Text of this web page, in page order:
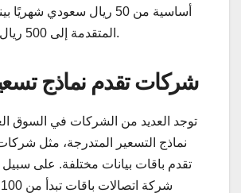
أساسية من 50 ريال سعودي
المتقدمة إلى 500 ريال سعودي أو أكثر.
شركات تقدم نماذج
توجد العديد من الشركات في السوق
نماذج التسعير المتدرجة، مثل
تقدم باقات بيانات مختلفة. على سبيل